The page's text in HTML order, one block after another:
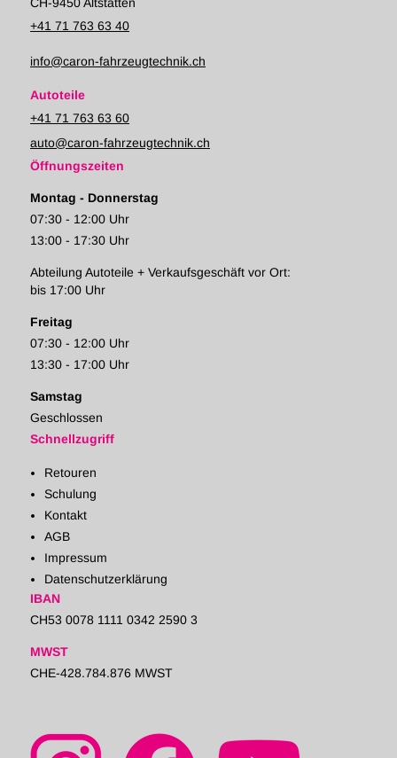
CH-9450 Altstätten
+41 71 763 63 40
info@caron-fahrzeugtechnik.ch
Autoteile
+41 71 763 63 60
auto@caron-fahrzeugtechnik.ch
Öffnungszeiten
Montag - Donnerstag
07:30 - 12:00 Uhr
13:00 - 17:30 Uhr
Abteilung Autoteile + Verkaufsgeschäft vor Ort:
bis 17:00 Uhr
Freitag
07:30 - 12:00 Uhr
13:30 - 17:00 Uhr
Samstag
Geschlossen
Schnellzugriff
Retouren
Schulung
Kontakt
AGB
Impressum
Datenschutzerklärung
IBAN
CH53 0078 1111 0342 2590 3
MWST
CHE-428.784.876 MWST